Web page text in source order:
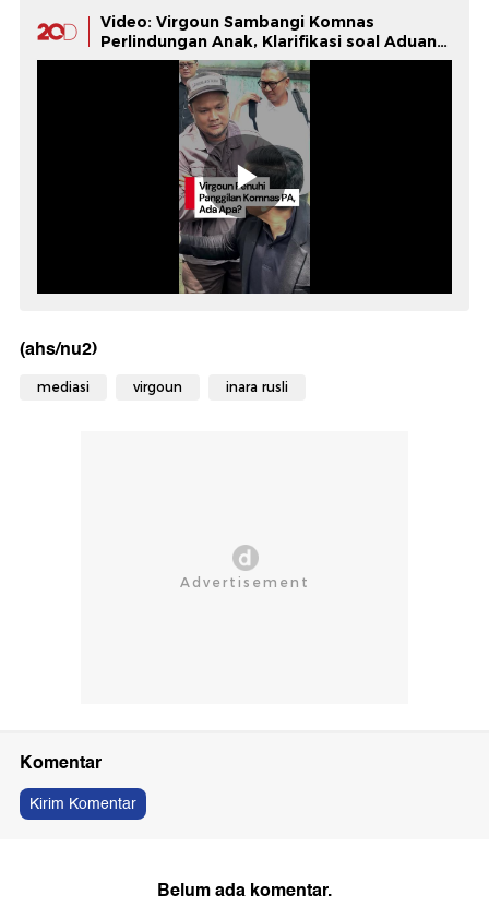
Video: Virgoun Sambangi Komnas
Perlindungan Anak, Klarifikasi soal Aduan
Inara
(ahs/nu2)
mediasi virgoun inara rusli
Komentar
Kirim Komentar
Belum ada komentar.